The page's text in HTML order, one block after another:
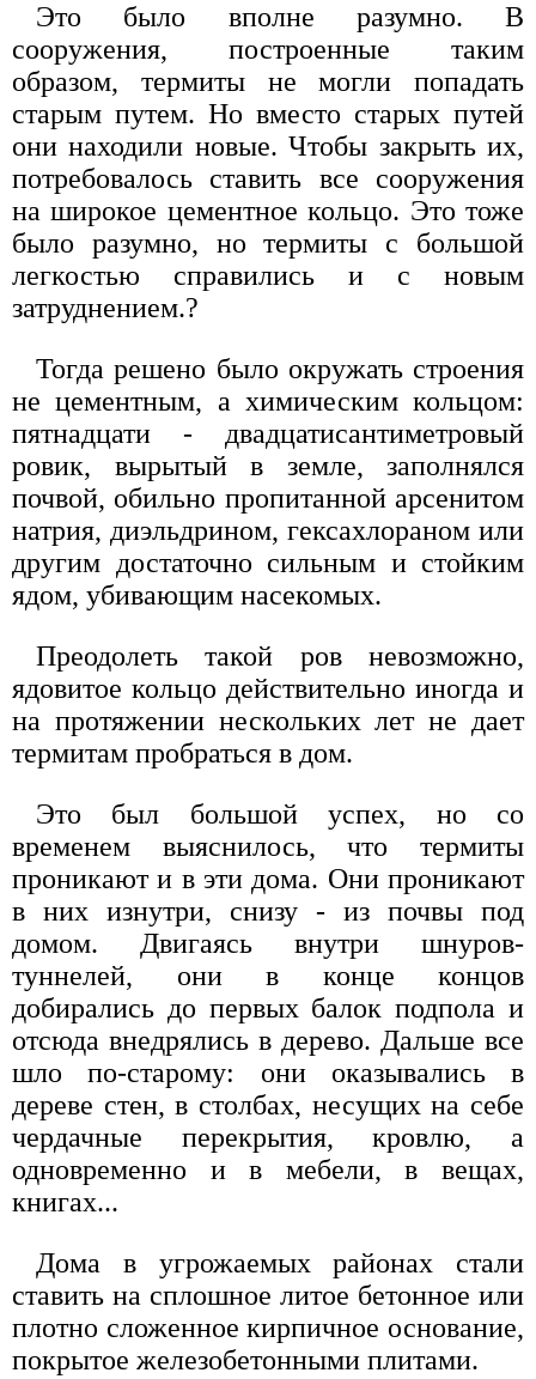
Это было вполне разумно. В
сооружения, построенные таким
образом, термиты не могли попадать
старым путем. Но вместо старых путей
они находили новые. Чтобы закрыть их,
потребовалось ставить все сооружения
на широкое цементное кольцо. Это тоже
было разумно, но термиты с большой
легкостью справились и с новым
затруднением.?
Тогда решено было окружать строения
не цементным, а химическим кольцом:
пятнадцати - двадцатисантиметровый
ровик, вырытый в земле, заполнялся
почвой, обильно пропитанной арсенитом
натрия, диэльдрином, гексахлораном или
другим достаточно сильным и стойким
ядом, убивающим насекомых.
Преодолеть такой ров невозможно,
ядовитое кольцо действительно иногда и
на протяжении нескольких лет не дает
термитам пробраться в дом.
Это был большой успех, но со
временем выяснилось, что термиты
проникают и в эти дома. Они проникают
в них изнутри, снизу - из почвы под
домом. Двигаясь внутри шнуров-
туннелей, они в конце концов
добирались до первых балок подпола и
отсюда внедрялись в дерево. Дальше все
шло по-старому: они оказывались в
дереве стен, в столбах, несущих на себе
чердачные перекрытия, кровлю, а
одновременно и в мебели, в вещах,
книгах...
Дома в угрожаемых районах стали
ставить на сплошное литое бетонное или
плотно сложенное кирпичное основание,
покрытое железобетонными плитами.